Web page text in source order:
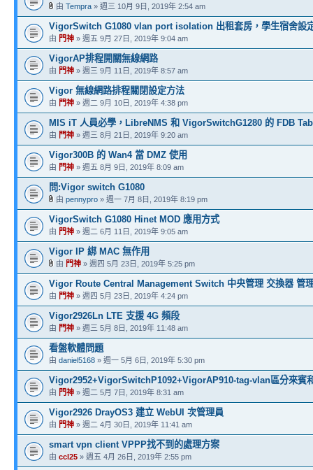
由 Tempra » 週三 10月 9日, 2019年 2:54 am
VigorSwitch G1080 vlan port isolation 出租套房，學生宿舍設
由 門神 » 週五 9月 27日, 2019年 9:04 am
VigorAP排程開關無線網路
由 門神 » 週三 9月 11日, 2019年 8:57 am
Vigor 無線網路排程關閉設定方法
由 門神 » 週二 9月 10日, 2019年 4:38 pm
MIS iT 人員必學，LibreNMS 和 VigorSwitchG1280 的 FDB
由 門神 » 週三 8月 21日, 2019年 9:20 am
Vigor300B 的 Wan4 當 DMZ 使用
由 門神 » 週五 8月 9日, 2019年 8:09 am
問:Vigor switch G1080
由 pennypro » 週一 7月 8日, 2019年 8:19 pm
VigorSwitch G1080 Hinet MOD 應用方式
由 門神 » 週二 6月 11日, 2019年 9:05 am
Vigor IP 綁 MAC 無作用
由 門神 » 週四 5月 23日, 2019年 5:25 pm
Vigor Route Central Management Switch 中央管理 交換器 管
由 門神 » 週四 5月 23日, 2019年 4:24 pm
Vigor2926Ln LTE 支援 4G 頻段
由 門神 » 週三 5月 8日, 2019年 11:48 am
看盤軟體問題
由 daniel5168 » 週一 5月 6日, 2019年 5:30 pm
Vigor2952+VigorSwitchP1092+VigorAP910-tag-vlan區分來賓
由 門神 » 週二 5月 7日, 2019年 8:31 am
Vigor2926 DrayOS3 建立 WebUI 次管理員
由 門神 » 週二 4月 30日, 2019年 11:41 am
smart vpn client VPPP找不到的處理方案
由 ccl25 » 週五 4月 26日, 2019年 2:55 pm